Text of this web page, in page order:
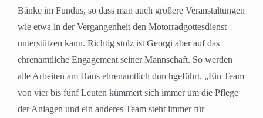
Bänke im Fundus, so dass man auch größere Veranstaltungen
wie etwa in der Vergangenheit den Motorradgottesdienst
unterstützen kann. Richtig stolz ist Georgi aber auf das
ehrenamtliche Engagement seiner Mannschaft. So werden
alle Arbeiten am Haus ehrenamtlich durchgeführt. „Ein Team
von vier bis fünf Leuten kümmert sich immer um die Pflege
der Anlagen und ein anderes Team steht immer für